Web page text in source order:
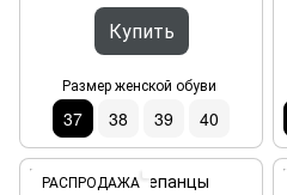
Купить
Размер женской обуви
37 38 39 40
РАСПРОДАЖА